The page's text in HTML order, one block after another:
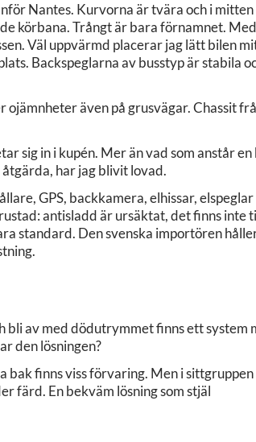
Nantes. Kurvorna är tvära och i mitten
körbana. Trångt är bara förnamnet. Med
Väl uppvärmd placerar jag lätt bilen
Backspeglarna av busstyp är stabila
ojämnheter även på grusvägar. Chassit
sig in i kupén. Mer än vad som anstår en
har jag blivit lovad.
GPS, backkamera, elhissar, elspeglar
antisladd är ursäktat, det finns inte
standard. Den svenska importören
av med dödutrymmet finns ett system
den lösningen?
bak finns viss förvaring. Men i
färd. En bekväm lösning som stjäl